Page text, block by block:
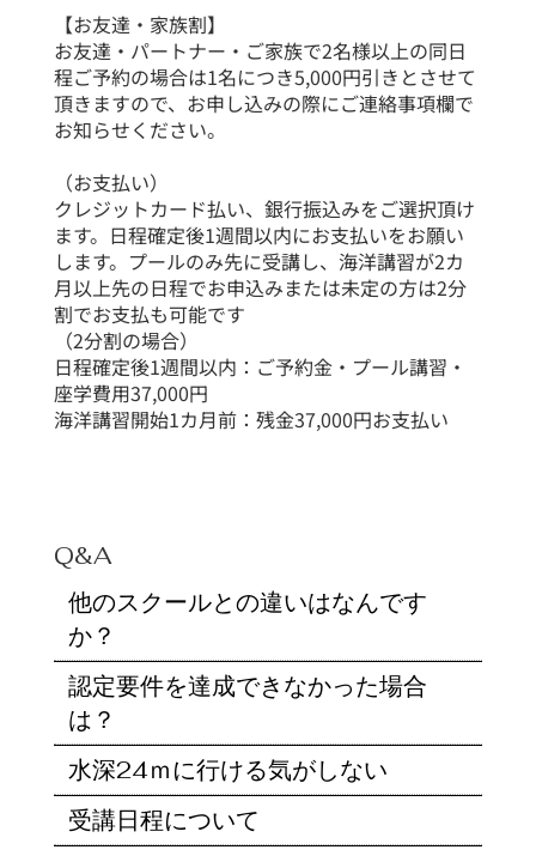
【お友達・家族割】
お友達・パートナー・ご家族で2名様以上の同日
程ご予約の場合は1名につき5,000円引きとさせて
頂きますので、お申し込みの際にご連絡事項欄で
お知らせください。
（お支払い）
クレジットカード払い、銀行振込みをご選択頂け
ます。日程確定後1週間以内にお支払いをお願い
します。プールのみ先に受講し、海洋講習が2カ
月以上先の日程でお申込みまたは未定の方は2分
割でお支払も可能です
（2分割の場合）
日程確定後1週間以内：ご予約金・プール講習・
座学費用37,000円
海洋講習開始1カ月前：残金37,000円お支払い
他のスクールとの違いはなんです
か？
認定要件を達成できなかった場合
は？
水深24ｍに行ける気がしない
受講日程について
Q&A